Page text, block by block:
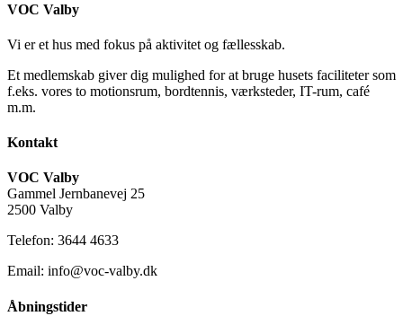
VOC Valby
Vi er et hus med fokus på aktivitet og fællesskab.
Et medlemskab giver dig mulighed for at bruge husets faciliteter som
f.eks. vores to motionsrum, bordtennis, værksteder, IT-rum, café
m.m.
Kontakt
VOC Valby
Gammel Jernbanevej 25
2500 Valby
Telefon: 3644 4633
Email: info@voc-valby.dk
Åbningstider